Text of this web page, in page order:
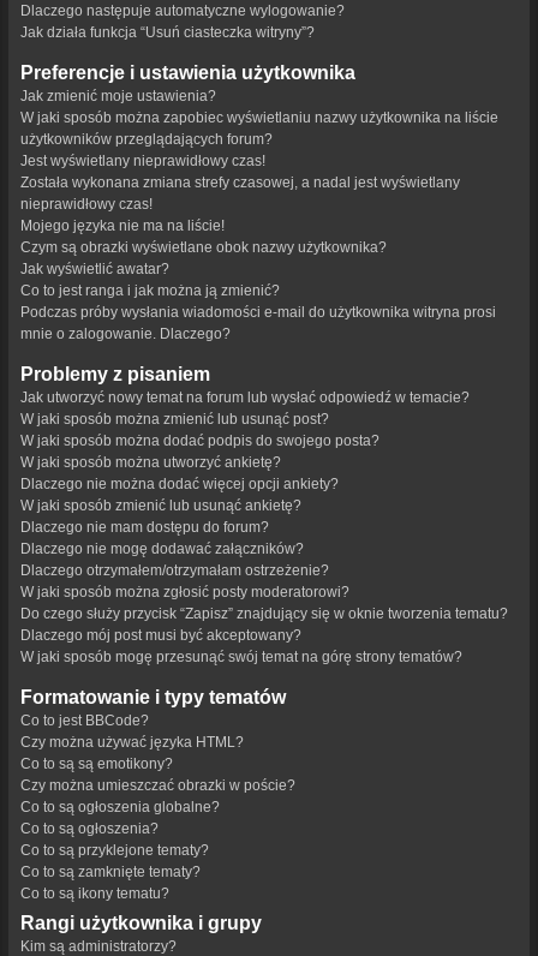
Dlaczego następuje automatyczne wylogowanie?
Jak działa funkcja “Usuń ciasteczka witryny”?
Preferencje i ustawienia użytkownika
Jak zmienić moje ustawienia?
W jaki sposób można zapobiec wyświetlaniu nazwy użytkownika na liście
użytkowników przeglądających forum?
Jest wyświetlany nieprawidłowy czas!
Została wykonana zmiana strefy czasowej, a nadal jest wyświetlany
nieprawidłowy czas!
Mojego języka nie ma na liście!
Czym są obrazki wyświetlane obok nazwy użytkownika?
Jak wyświetlić awatar?
Co to jest ranga i jak można ją zmienić?
Podczas próby wysłania wiadomości e-mail do użytkownika witryna prosi
mnie o zalogowanie. Dlaczego?
Problemy z pisaniem
Jak utworzyć nowy temat na forum lub wysłać odpowiedź w temacie?
W jaki sposób można zmienić lub usunąć post?
W jaki sposób można dodać podpis do swojego posta?
W jaki sposób można utworzyć ankietę?
Dlaczego nie można dodać więcej opcji ankiety?
W jaki sposób zmienić lub usunąć ankietę?
Dlaczego nie mam dostępu do forum?
Dlaczego nie mogę dodawać załączników?
Dlaczego otrzymałem/otrzymałam ostrzeżenie?
W jaki sposób można zgłosić posty moderatorowi?
Do czego służy przycisk “Zapisz” znajdujący się w oknie tworzenia tematu?
Dlaczego mój post musi być akceptowany?
W jaki sposób mogę przesunąć swój temat na górę strony tematów?
Formatowanie i typy tematów
Co to jest BBCode?
Czy można używać języka HTML?
Co to są są emotikony?
Czy można umieszczać obrazki w poście?
Co to są ogłoszenia globalne?
Co to są ogłoszenia?
Co to są przyklejone tematy?
Co to są zamknięte tematy?
Co to są ikony tematu?
Rangi użytkownika i grupy
Kim są administratorzy?